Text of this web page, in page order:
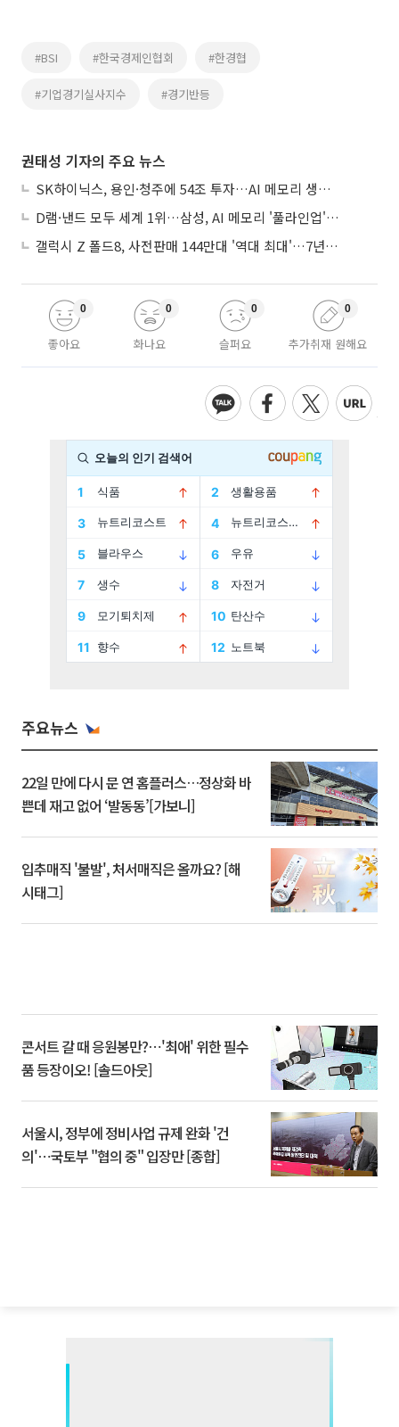
#BSI #한국경제인협회 #한경협
#기업경기실사지수 #경기반등
권태성 기자의 주요 뉴스
SK하이닉스, 용인·청주에 54조 투자…AI 메모리 생산기지 키운다
D램·낸드 모두 세계 1위…삼성, AI 메모리 '풀라인업'으로 승부
갤럭시 Z 폴드8, 사전판매 144만대 '역대 최대'…7년만에 갤노트10 기록 넘어
좋아요
0
화나요
0
슬퍼요
0
추가취재 원해요
0
주요뉴스
22일 만에 다시 문 연 홈플러스…정상화 바
쁜데 재고 없어 ‘발동동’[가보니]
입추매직 '불발', 처서매직은 올까요? [해
시태그]
콘서트 갈 때 응원봉만?⋯'최애' 위한 필수
품 등장이오! [솔드아웃]
서울시, 정부에 정비사업 규제 완화 '건
의'⋯국토부 "협의 중" 입장만 [종합]